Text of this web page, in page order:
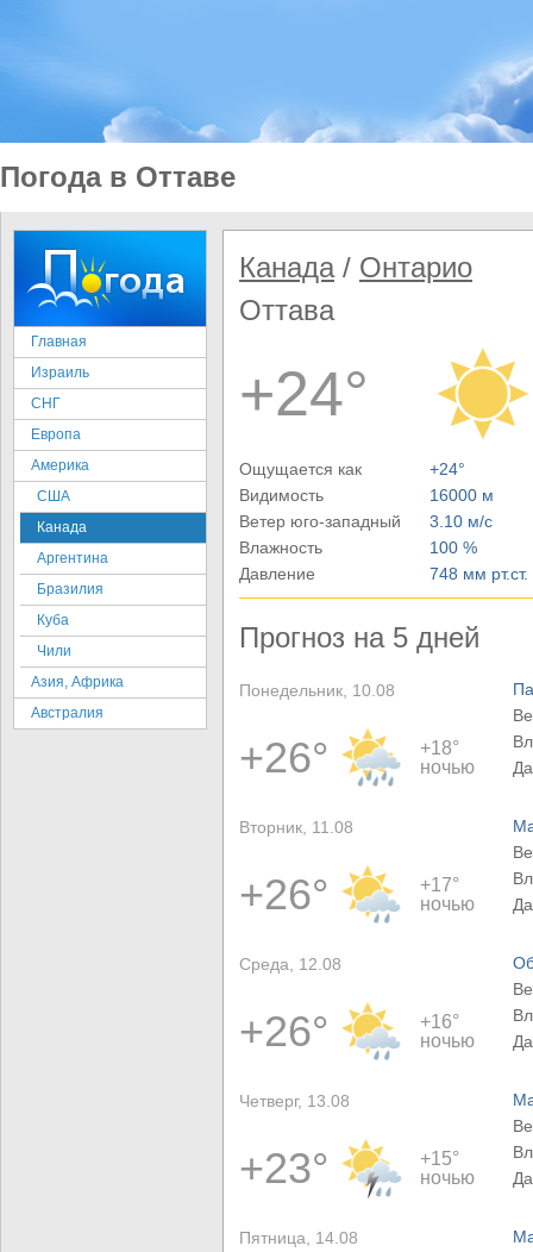
Погода в Оттаве
Главная
Израиль
СНГ
Европа
Америка
США
Канада
Аргентина
Бразилия
Куба
Чили
Азия, Африка
Австралия
Канада/ Онтарио
Оттава
+24°
Ощущается как
+24°
Видимость
16000 м
Ветер юго-западный
3.10 м/с
Влажность
100 %
Давление
748 мм рт.ст.
Прогноз на 5 дней
Понедельник, 10.08
+26°
+18°
ночью
Вторник, 11.08
+26°
+17°
ночью
Среда, 12.08
+26°
+16°
ночью
Четверг, 13.08
+23°
+15°
ночью
Пятница, 14.08